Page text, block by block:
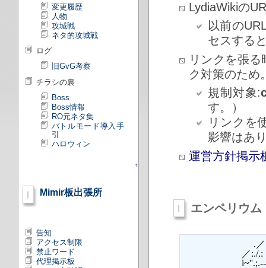
変更履歴
人物
攻城戦
ネタ的攻城戦
ログ
旧GvG考察
チラシの裏
Boss
Boss情報
RO元ネタ集
バトルモード導入手
引
ハロウィン
↑
Mimir板出張所
告知
アクセス制限
禁止ワード
代理掲示板
LydiaWikiの
以前の
セスする
リンクを張
ク対策のため
規制対象:
す。）
リンクを
影響はあ
運営方針掲示
エンペリウム
.／
／:./.:｀
i~''.;.---